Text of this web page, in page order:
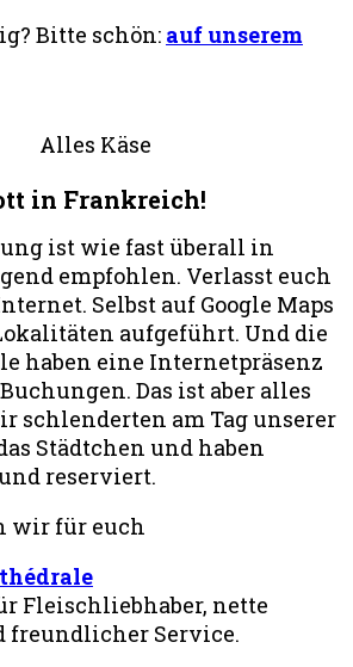
Bitte schön: auf unserem
in Frankreich!
ist wie fast überall in
empfohlen. Verlasst euch
Selbst auf Google Maps
aufgeführt. Und die
haben eine Internetpräsenz
Das ist aber alles
schlenderten am Tag unserer
Städtchen und haben
reserviert.
wir für euch
Fleischliebhaber, nette
freundlicher Service.